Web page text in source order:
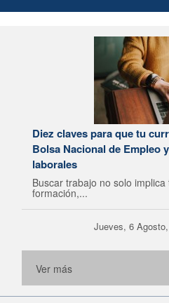
Diez claves para que tu
Bolsa Nacional de Empleo
laborales
Buscar trabajo no solo
formación,...
Jueves, 6
Ver más